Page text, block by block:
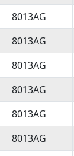
8013AG
8013AG
8013AG
8013AG
8013AG
8013AG